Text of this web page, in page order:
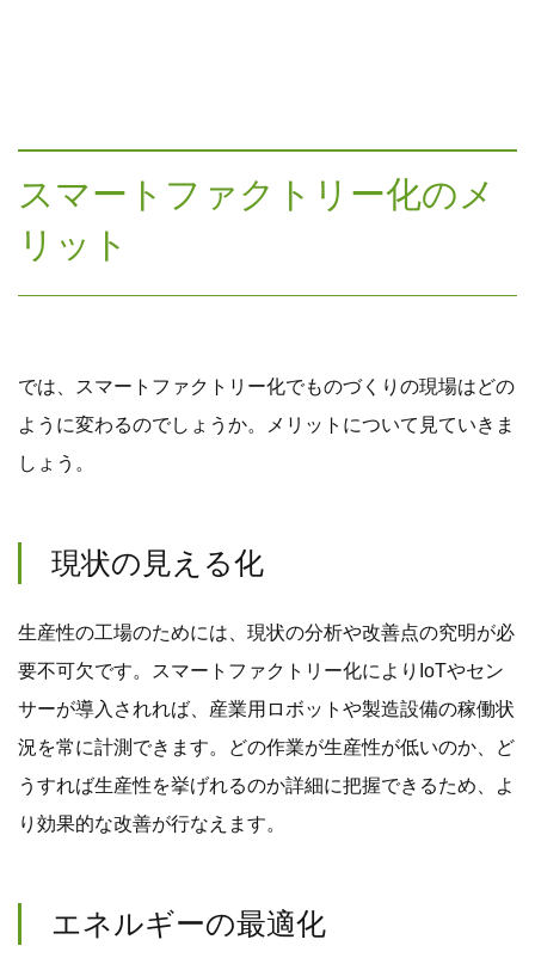
スマートファクトリー化のメ
リット
では、スマートファクトリー化でものづくりの現場はどの
ように変わるのでしょうか。メリットについて見ていきま
しょう。
現状の見える化
生産性の工場のためには、現状の分析や改善点の究明が必
要不可欠です。スマートファクトリー化によりIoTやセン
サーが導入されれば、産業用ロボットや製造設備の稼働状
況を常に計測できます。どの作業が生産性が低いのか、ど
うすれば生産性を挙げれるのか詳細に把握できるため、よ
り効果的な改善が行なえます。
エネルギーの最適化